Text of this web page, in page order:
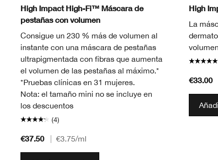
High Impact High-Fi™ Máscara de
pestañas con volumen
Consigue un 230 % más de volumen al
instante con una máscara de pestañas
ultrapigmentada con fibras que aumenta
el volumen de las pestañas al máximo.*
*Pruebas clínicas en 31 mujeres.
Nota: el tamaño mini no se incluye en
los descuentos
(4)
€37.50 €3.75/ml
High
La
€33.00